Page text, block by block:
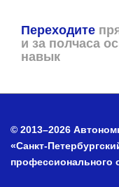
Переходите
и за полчаса
навык
© 2013–2026
«Санкт-